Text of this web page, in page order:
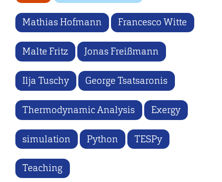
Mathias Hofmann Francesco Witte
Malte Fritz Jonas Freißmann
Ilja Tuschy George Tsatsaronis
Thermodynamic Analysis Exergy
simulation Python TESPy
Teaching